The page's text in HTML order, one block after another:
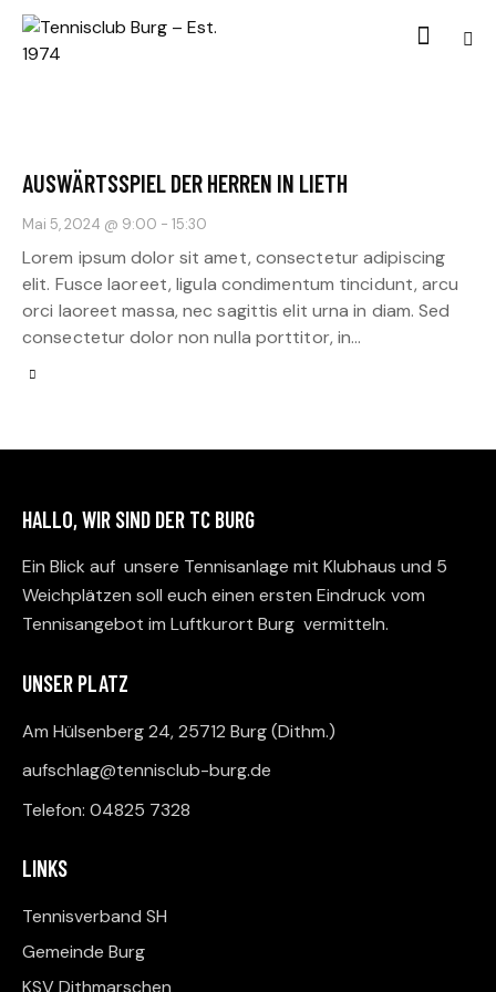
AUSWÄRTSSPIEL DER HERREN IN LIETH
Mai 5, 2024 @ 9:00 - 15:30
Lorem ipsum dolor sit amet, consectetur adipiscing
elit. Fusce laoreet, ligula condimentum tincidunt, arcu
orci laoreet massa, nec sagittis elit urna in diam. Sed
consectetur dolor non nulla porttitor, in…
HALLO, WIR SIND DER TC BURG
Ein Blick auf unsere Tennisanlage mit Klubhaus und 5
Weichplätzen soll euch einen ersten Eindruck vom
Tennisangebot im Luftkurort Burg vermitteln.
UNSER PLATZ
Am Hülsenberg 24, 25712 Burg (Dithm.)
aufschlag@tennisclub-burg.de
Telefon: 04825 7328
LINKS
Tennisverband SH
Gemeinde Burg
KSV Dithmarschen